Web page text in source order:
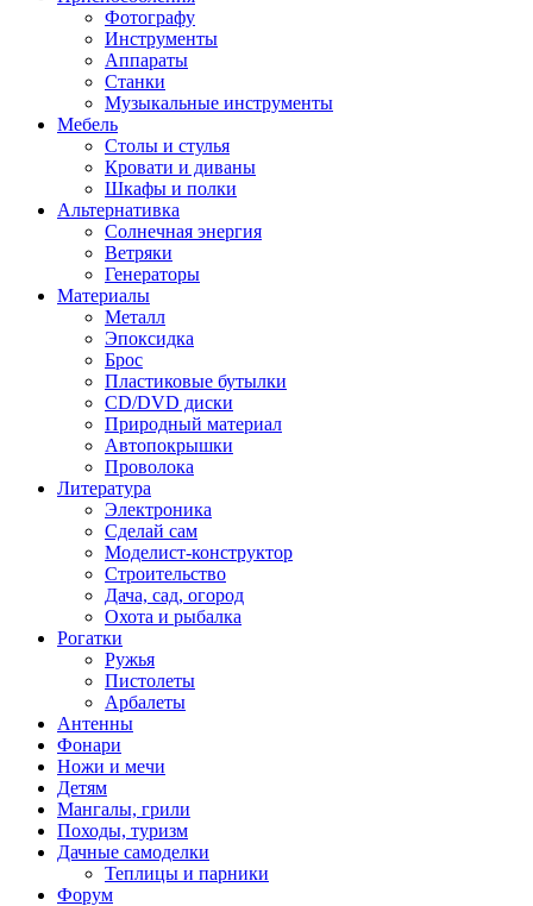
Фотографу
Инструменты
Аппараты
Станки
Музыкальные инструменты
Мебель
Столы и стулья
Кровати и диваны
Шкафы и полки
Альтернативка
Солнечная энергия
Ветряки
Генераторы
Материалы
Металл
Эпоксидка
Брос
Пластиковые бутылки
CD/DVD диски
Природный материал
Автопокрышки
Проволока
Литература
Электроника
Сделай сам
Моделист-конструктор
Строительство
Дача, сад, огород
Охота и рыбалка
Рогатки
Ружья
Пистолеты
Арбалеты
Антенны
Фонари
Ножи и мечи
Детям
Мангалы, грили
Походы, туризм
Дачные самоделки
Теплицы и парники
Форум